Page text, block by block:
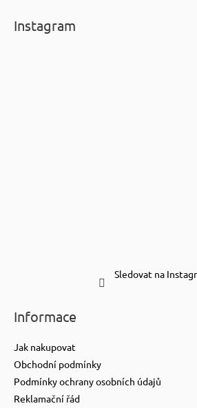
Instagram
Sledovat na
Informace
Jak nakupovat
Obchodní podmínky
Podmínky ochrany osobních údajů
Reklamační řád